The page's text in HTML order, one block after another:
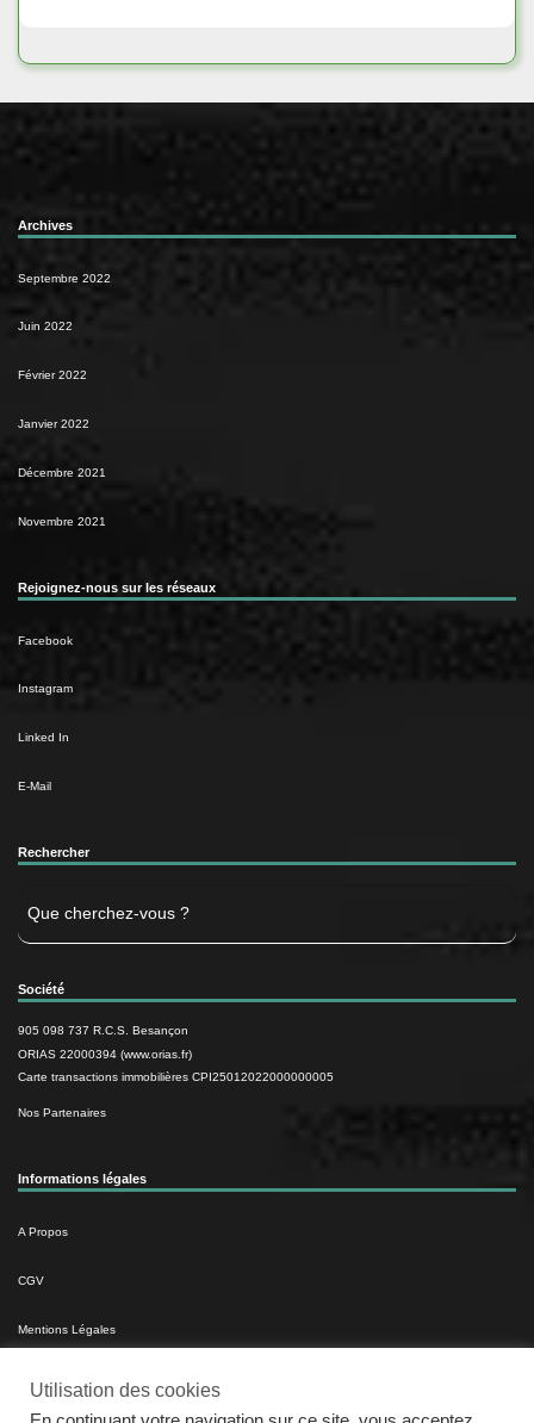
Archives
Septembre 2022
Juin 2022
Février 2022
Janvier 2022
Décembre 2021
Novembre 2021
Rejoignez-nous sur les réseaux
Facebook
Instagram
Linked In
E-Mail
Rechercher
Société
905 098 737 R.C.S. Besançon
ORIAS 22000394 (www.orias.fr)
Carte transactions immobilières CPI25012022000000005
Nos Partenaires
Informations légales
A Propos
CGV
Mentions Légales
Utilisation des cookies